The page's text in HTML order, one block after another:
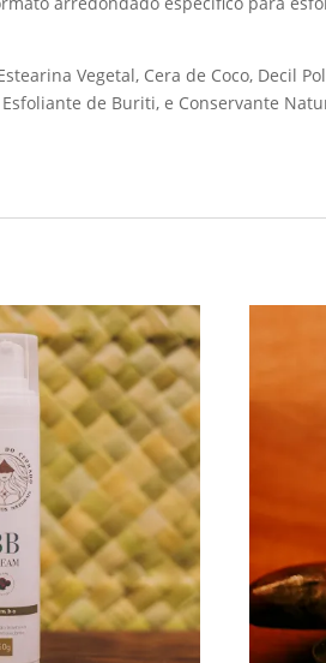
Vegetal, Cera de Coco, Decil
de Buriti, e Conservante